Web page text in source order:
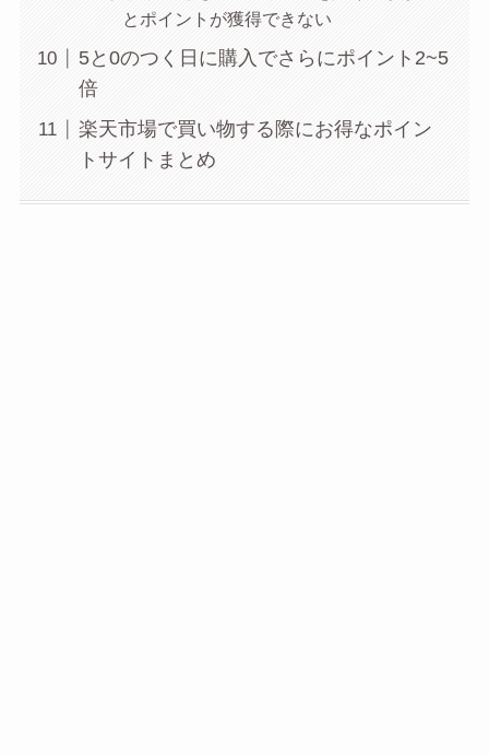
とポイントが獲得できない
5と0のつく日に購入でさらにポイント2~5
倍
楽天市場で買い物する際にお得なポイン
トサイトまとめ